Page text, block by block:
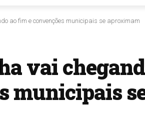
ao fim e convenções municipais se aproximam
vai
municipais